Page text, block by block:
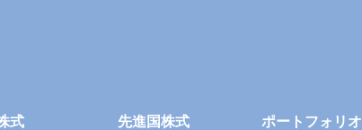
式 先進国株式 ポートフォリオ